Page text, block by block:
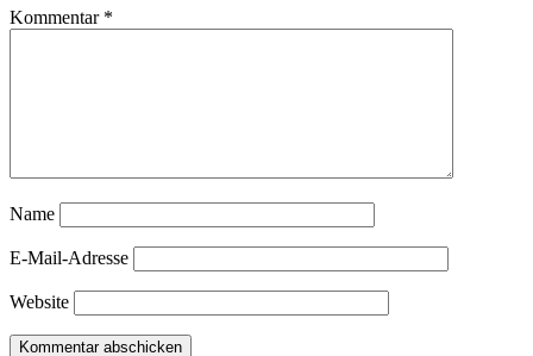
Kommentar *
Name
E-Mail-Adresse
Website